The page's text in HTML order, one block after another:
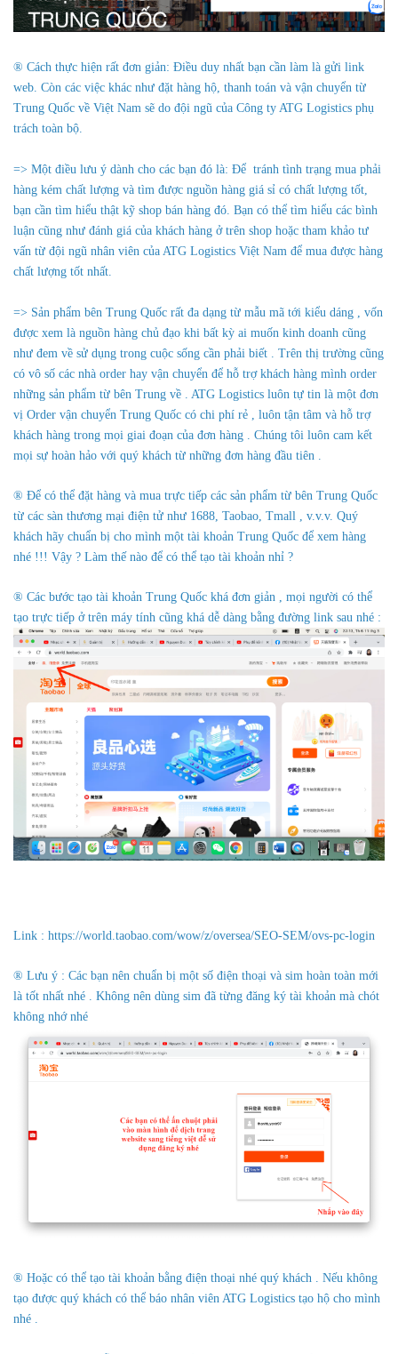
® Cách thực hiện rất đơn giản: Điều duy nhất bạn cần làm là gửi link
web. Còn các việc khác như đặt hàng hộ, thanh toán và vận chuyển từ
Trung Quốc về Việt Nam sẽ do đội ngũ của Công ty ATG Logistics phụ
trách toàn bộ.
=> Một điều lưu ý dành cho các bạn đó là: Để tránh tình trạng mua phải
hàng kém chất lượng và tìm được nguồn hàng giá sỉ có chất lượng tốt,
bạn cần tìm hiểu thật kỹ shop bán hàng đó. Bạn có thể tìm hiểu các bình
luận cũng như đánh giá của khách hàng ở trên shop hoặc tham khảo tư
vấn từ đội ngũ nhân viên của ATG Logistics Việt Nam để mua được hàng
chất lượng tốt nhất.
=> Sản phẩm bên Trung Quốc rất đa dạng từ mẫu mã tới kiểu dáng , vốn
được xem là nguồn hàng chủ đạo khi bất kỳ ai muốn kinh doanh cũng
như đem về sử dụng trong cuộc sống cần phải biết . Trên thị trường cũng
có vô số các nhà order hay vận chuyển để hỗ trợ khách hàng mình order
những sản phẩm từ bên Trung về . ATG Logistics luôn tự tin là một đơn
vị Order vận chuyển Trung Quốc có chi phí rẻ , luôn tận tâm và hỗ trợ
khách hàng trong mọi giai đoạn của đơn hàng . Chúng tôi luôn cam kết
mọi sự hoàn hảo với quý khách từ những đơn hàng đầu tiên .
® Để có thể đặt hàng và mua trực tiếp các sản phẩm từ bên Trung Quốc
từ các sàn thương mại điện tử như 1688, Taobao, Tmall , v.v.v. Quý
khách hãy chuẩn bị cho mình một tài khoản Trung Quốc để xem hàng
nhé !!! Vậy ? Làm thế nào để có thể tạo tài khoản nhỉ ?
® Các bước tạo tài khoản Trung Quốc khá đơn giản , mọi người có thể
tạo trực tiếp ở trên máy tính cũng khá dễ dàng bằng đường link sau nhé :
Link : https://world.taobao.com/wow/z/oversea/SEO-SEM/ovs-pc-login
® Lưu ý : Các bạn nên chuẩn bị một số điện thoại và sim hoàn toàn mới
là tốt nhất nhé . Không nên dùng sim đã từng đăng ký tài khoản mà chót
không nhớ nhé
® Hoặc có thể tạo tài khoản bằng điện thoại nhé quý khách . Nếu không
tạo được quý khách có thể báo nhân viên ATG Logistics tạo hộ cho mình
nhé .